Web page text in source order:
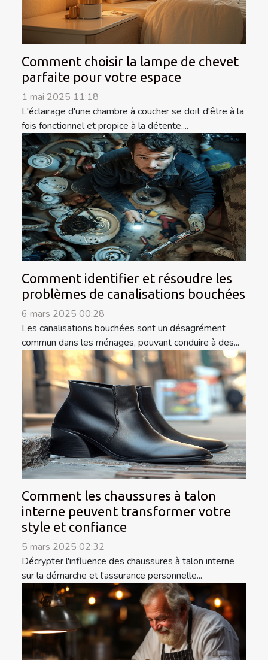
Comment choisir la lampe de chevet
parfaite pour votre espace
1 mai 2025 11:18
L'éclairage d'une chambre à coucher se doit d'être à la
fois fonctionnel et propice à la détente....
Comment identifier et résoudre les
problèmes de canalisations bouchées
6 mars 2025 00:28
Les canalisations bouchées sont un désagrément
commun dans les ménages, pouvant conduire à des...
Comment les chaussures à talon
interne peuvent transformer votre
style et confiance
5 mars 2025 02:32
Décrypter l'influence des chaussures à talon interne
sur la démarche et l'assurance personnelle...